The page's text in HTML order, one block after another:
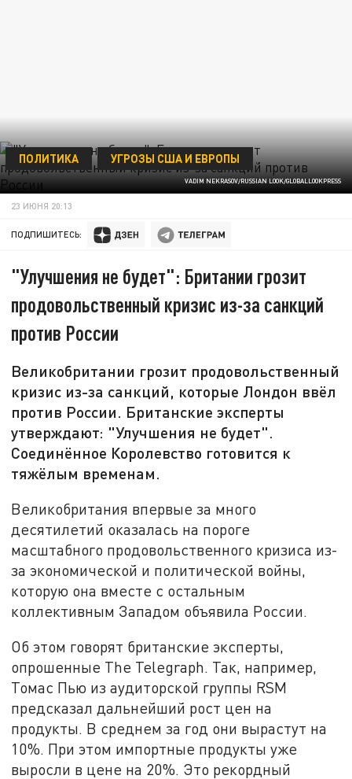
VADIM NEKRASOV/RUSSIAN LOOK/GLOBALLOOKPRESS
ПОЛИТИКА УГРОЗЫ США И ЕВРОПЫ
23 ИЮНЯ 20:13
ПОДПИШИТЕСЬ:
"Улучшения не будет": Британии грозит
продовольственный кризис из-за санкций
против России
Великобритании грозит продовольственный
кризис из-за санкций, которые Лондон ввёл
против России. Британские эксперты
утверждают: "Улучшения не будет".
Соединённое Королевство готовится к
тяжёлым временам.
Великобритания впервые за много
десятилетий оказалась на пороге
масштабного продовольственного кризиса из-
за экономической и политической войны,
которую она вместе с остальным
коллективным Западом объявила России.
Об этом говорят британские эксперты,
опрошенные The Telegraph. Так, например,
Томас Пью из аудиторской группы RSM
предсказал дальнейший рост цен на
продукты. В среднем за год они вырастут на
10%. При этом импортные продукты уже
выросли в цене на 20%. Это рекордный